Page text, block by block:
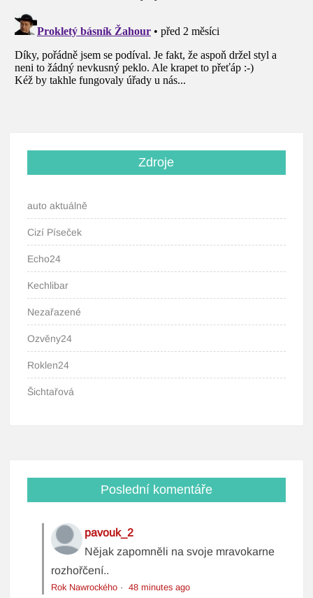
Zdroje
auto aktuálně
Cizí Píseček
Echo24
Kechlibar
Nezařazené
Ozvěny24
Roklen24
Šichtařová
Poslední komentáře
pavouk_2
Nějak zapomněli na svoje mravokarne
rozhořčení..
Rok Nawrockého ·48 minutes ago